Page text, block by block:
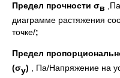
Предел прочности σв
диаграмме растяжения
точке/;
Предел
(σу)
, Па/Напряжение на